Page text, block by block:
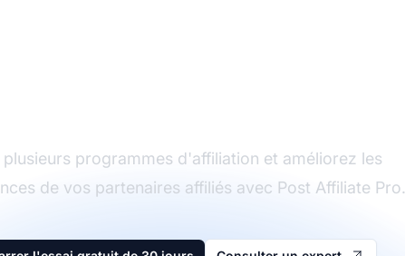
plusieurs programmes d'affiliation et améliorez les
de vos partenaires affiliés avec Post Affiliate Pro.